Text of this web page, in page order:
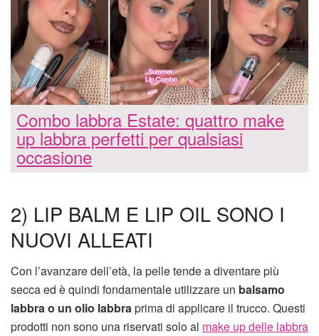
Combo labbra Estate: quattro make
up labbra perfetti per qualsiasi
occasione
2) LIP BALM E LIP OIL SONO I
NUOVI ALLEATI
Con l’avanzare dell’età, la pelle tende a diventare più
secca ed è quindi fondamentale utilizzare un balsamo
labbra o un olio labbraprima di applicare il trucco. Questi
prodotti non sono una riservati solo al make up delle labbra